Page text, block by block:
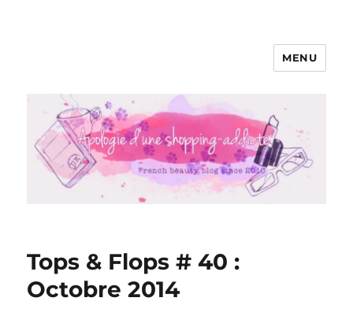
Apologie d'une Shopping-addicte
MENU
Tops & Flops # 40 :
Octobre 2014